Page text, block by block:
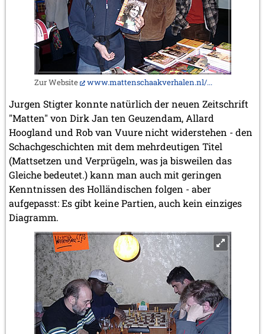
Zur Website www.mattenschaakverhalen.nl/...
Jurgen Stigter konnte natürlich der neuen Zeitschrift
"Matten" von Dirk Jan ten Geuzendam, Allard
Hoogland und Rob van Vuure nicht widerstehen - den
Schachgeschichten mit dem mehrdeutigen Titel
(Mattsetzen und Verprügeln, was ja bisweilen das
Gleiche bedeutet.) kann man auch mit geringen
Kenntnissen des Holländischen folgen - aber
aufgepasst: Es gibt keine Partien, auch kein einziges
Diagramm.